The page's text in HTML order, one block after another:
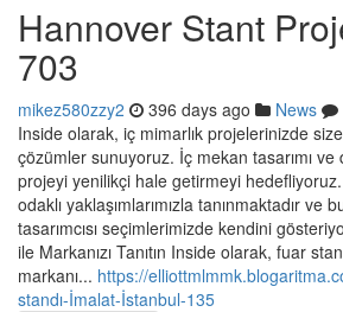
Hannover Stant
703
mikez580zzy2 396 days ago News
Inside olarak, iç mimarlık projelerinizde
çözümler sunuyoruz. İç mekan tasarımı
projeyi yenilikçi hale getirmeyi
odaklı yaklaşımlarımızla tanınmaktadır ve
tasarımcısı seçimlerimizde kendini
ile Markanızı Tanıtın Inside olarak, fuar
markanı... https://
standı-İmalat-İstanbul-135